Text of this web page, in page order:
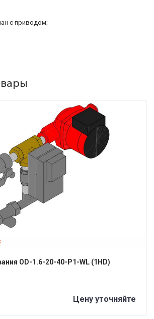
с приводом;
ПОДРОБНЕЕ
OD-1.6-20-40-P1-WL (1HD)
Цену уточняйте